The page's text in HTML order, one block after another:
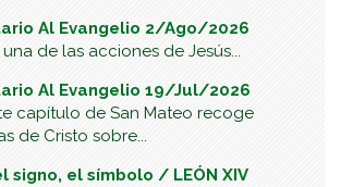
Al Evangelio 2/Ago/2026
de las acciones de Jesús...
Al Evangelio 19/Jul/2026
capítulo de San Mateo recoge
de Cristo sobre...
signo, el símbolo / LEÓN XIV